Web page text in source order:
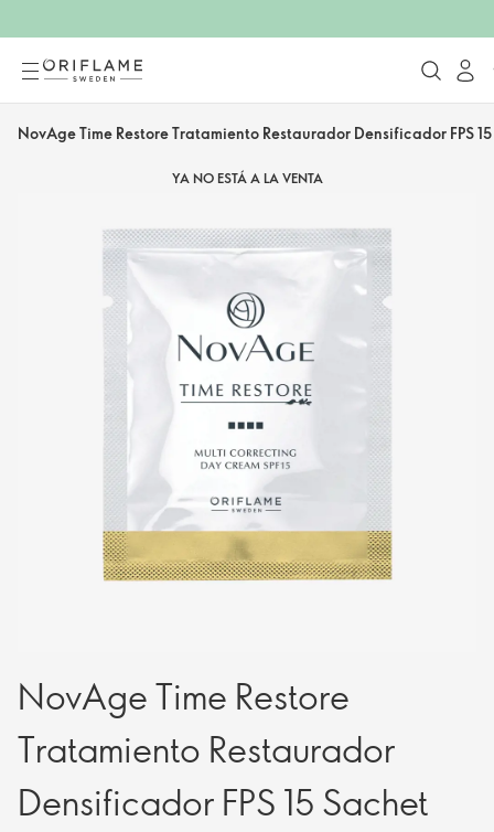
NovAge Time Restore Tratamiento Restaurador Densificador FPS
YA NO ESTÁ A LA VENTA
NovAge Time Restore
Tratamiento Restaurador
Densificador FPS 15 Sachet